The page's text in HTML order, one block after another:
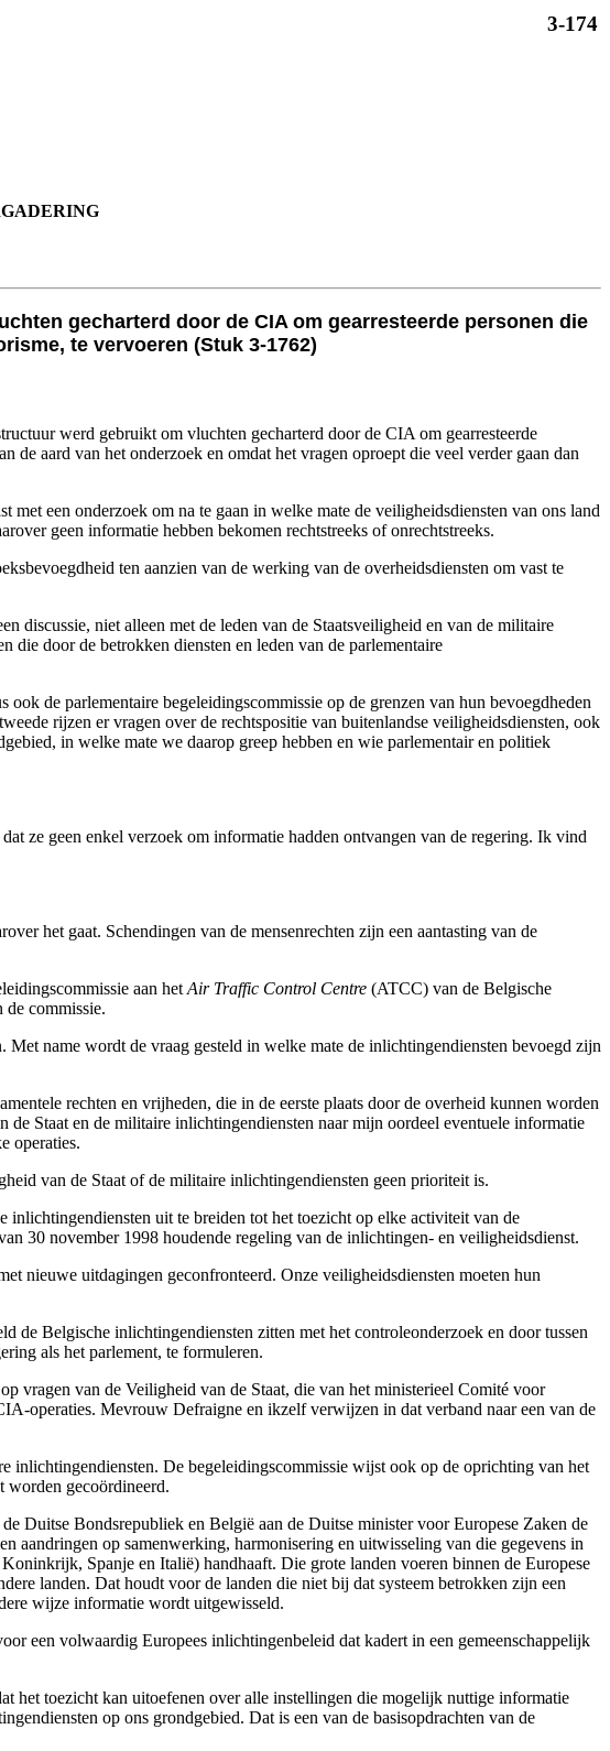
3-174
gecharterd door de CIA om gearresteerde personen die
te vervoeren (Stuk 3-1762)
werd gebruikt om vluchten gecharterd door de CIA om gearresteerde
aard van het onderzoek en omdat het vragen oproept die veel verder gaan dan
een onderzoek om na te gaan in welke mate de veiligheidsdiensten van ons land
geen informatie hebben bekomen rechtstreeks of onrechtstreeks.
ten aanzien van de werking van de overheidsdiensten om vast te
discussie, niet alleen met de leden van de Staatsveiligheid en van de militaire
die door de betrokken diensten en leden van de parlementaire
de parlementaire begeleidingscommissie op de grenzen van hun bevoegdheden
rijzen er vragen over de rechtspositie van buitenlandse veiligheidsdiensten, ook
in welke mate we daarop greep hebben en wie parlementair en politiek
ze geen enkel verzoek om informatie hadden ontvangen van de regering. Ik vind
het gaat. Schendingen van de mensenrechten zijn een aantasting van de
aan het Air Traffic Control Centre (ATCC) van de Belgische
de commissie.
name wordt de vraag gesteld in welke mate de inlichtingendiensten bevoegd zijn
rechten en vrijheden, die in de eerste plaats door de overheid kunnen worden
Staat en de militaire inlichtingendiensten naar mijn oordeel eventuele informatie
operaties.
van de Staat of de militaire inlichtingendiensten geen prioriteit is.
inlichtingendiensten uit te breiden tot het toezicht op elke activiteit van de
30 november 1998 houdende regeling van de inlichtingen- en veiligheidsdienst.
nieuwe uitdagingen geconfronteerd. Onze veiligheidsdiensten moeten hun
Belgische inlichtingendiensten zitten met het controleonderzoek en door tussen
als het parlement, te formuleren.
vragen van de Veiligheid van de Staat, die van het ministerieel Comité voor
operaties. Mevrouw Defraigne en ikzelf verwijzen in dat verband naar een van de
inlichtingendiensten. De begeleidingscommissie wijst ook op de oprichting van het
gecoördineerd.
Duitse Bondsrepubliek en België aan de Duitse minister voor Europese Zaken de
aandringen op samenwerking, harmonisering en uitwisseling van die gegevens in
Spanje en Italië) handhaaft. Die grote landen voeren binnen de Europese
landen. Dat houdt voor de landen die niet bij dat systeem betrokken zijn een
wijze informatie wordt uitgewisseld.
een volwaardig Europees inlichtingenbeleid dat kadert in een gemeenschappelijk
het toezicht kan uitoefenen over alle instellingen die mogelijk nuttige informatie
op ons grondgebied. Dat is een van de basisopdrachten van de